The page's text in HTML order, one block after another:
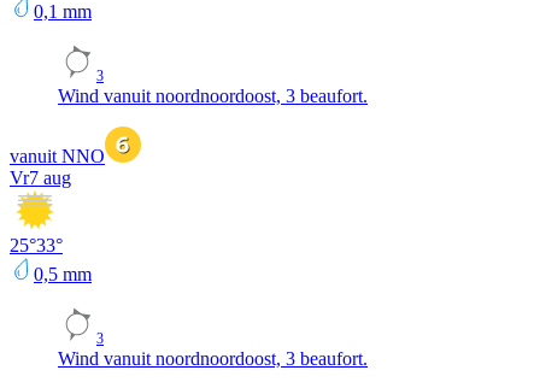
0,1 mm
3
Wind vanuit noordnoordoost, 3 beaufort.
vanuit NNO
Vr7 aug
25°33°
0,5 mm
3
Wind vanuit noordnoordoost, 3 beaufort.